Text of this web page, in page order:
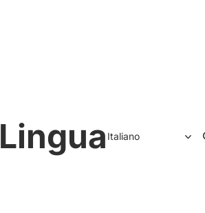
Lingua